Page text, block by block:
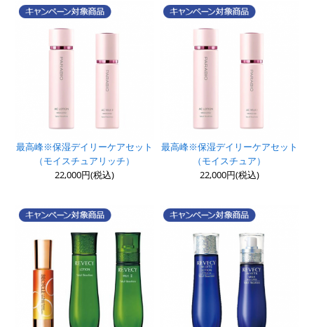
最高峰※保湿デイリーケアセット
（モイスチュアリッチ）
22,000円(税込)
最高峰※保湿デイリーケアセット
（モイスチュア）
22,000円(税込)